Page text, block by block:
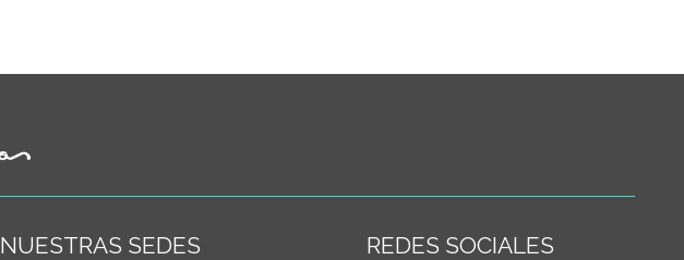
NUESTRAS SEDES REDES SOCIALES